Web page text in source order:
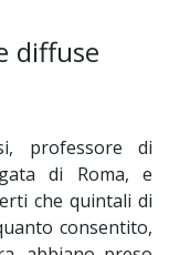
diffuse
professore di
di Roma, e
che quintali di
consentito,